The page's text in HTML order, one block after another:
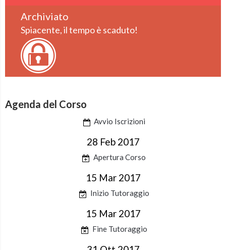
Archiviato
Spiacente, il tempo è scaduto!
Agenda del Corso
Avvio Iscrizioni
28 Feb 2017
Apertura Corso
15 Mar 2017
Inizio Tutoraggio
15 Mar 2017
Fine Tutoraggio